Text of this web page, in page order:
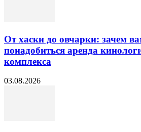
От хаски до овчарки: зачем
понадобиться аренда
комплекса
03.08.2026